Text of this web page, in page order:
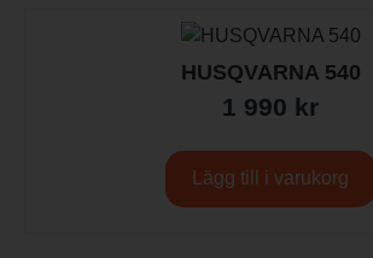
HUSQVARNA 540
1 990 kr
Lägg till i varukorg